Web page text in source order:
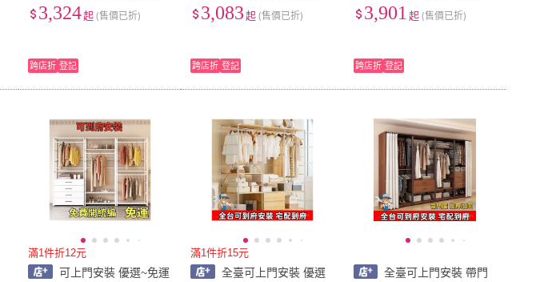
帽間架子自製鋼木組閤鐵藝
衣櫃臥室落地家用掛衣架 0A
3,324起 (售價已折)
跨店折 登記
放步入金屬衣帽間掛衣架組
閤雙層臥室置物架衣櫃 開放
3,083 起 (售價已折)
跨店折 登記
衣櫃衣架臥室落地日式衣帽
架掛衣架步入式衣帽間架子
3,901 起 (售價已折)
跨店折 登記
滿1件折12元
可上門安裝 優選~免運
滿1件折15元
全臺可上門安裝 優選
全臺可上門安裝 帶門